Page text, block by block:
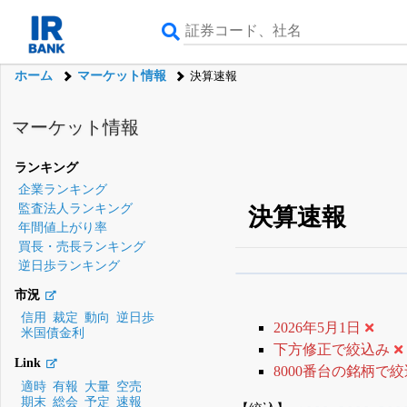
ホーム マーケット情報 決算速報
マーケット情報
ランキング
企業ランキング
監査法人ランキング
年間値上がり率
買長・売長ランキング
逆日歩ランキング
市況
信用
裁定 動向
逆日歩
米国債金利
Link
適時 有報 大量 空売
期末 総会 予定 速報
決算速報
登録すると永久
2026年5月1日
下方修正で絞込み
8000番台の銘柄で